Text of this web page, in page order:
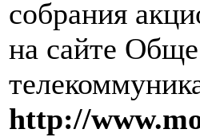
собрания
на сайте
http://